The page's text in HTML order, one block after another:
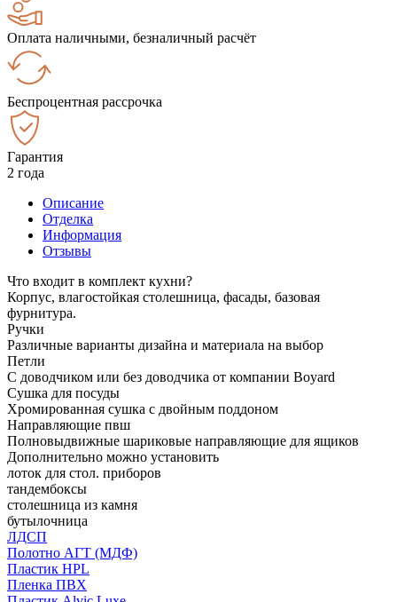
Оплата наличными, безналичный расчёт
Беспроцентная рассрочка
Гарантия
2 года
Описание
Отделка
Информация
Отзывы
Что входит в комплект кухни?
Корпус, влагостойкая столешница, фасады, базовая
фурнитура.
Ручки
Различные варианты дизайна и материала на выбор
Петли
С доводчиком или без доводчика от компании Boyard
Сушка для посуды
Хромированная сушка с двойным поддоном
Направляющие пвш
Полновыдвижные шариковые направляющие для ящиков
Дополнительно можно установить
лоток для стол. приборов
тандембоксы
столешница из камня
бутылочница
ЛДСП
Полотно АГТ (МДФ)
Пластик HPL
Пленка ПВХ